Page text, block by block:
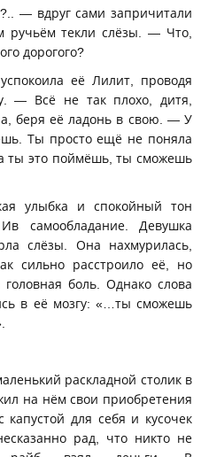
— вдруг сами запричитали
ручьём текли слёзы. — Что,
дорогого?
её Лилит, проводя
— Всё не так плохо, дитя,
беря её ладонь в свою. — У
Ты просто ещё не поняла
ты это поймёшь, ты сможешь
улыбка и спокойный тон
самообладание. Девушка
слёзы. Она нахмурилась,
сильно расстроило её, но
боль. Однако слова
в её мозгу: «…ты сможешь
раскладной столик в
на нём свои приобретения
для себя и кусочек
рад, что никто не